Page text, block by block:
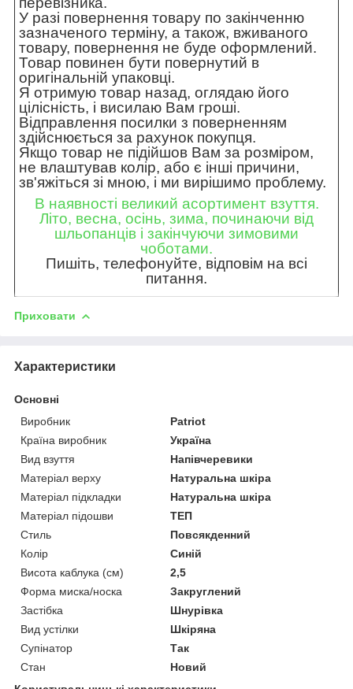
У разі повернення товару по закінченню
зазначеного терміну, а також, вживаного
товару, повернення не буде оформлений.
Товар повинен бути повернутий в
оригінальній упаковці.
Я отримую товар назад, оглядаю його
цілісність, і висилаю Вам гроші.
Відправлення посилки з поверненням
здійснюється за рахунок покупця.
Якщо товар не підійшов Вам за розміром,
не влаштував колір, або є інші причини,
зв'яжіться зі мною, і ми вирішимо проблему.
В наявності великий асортимент взуття.
Літо, весна, осінь, зима, починаючи від
шльопанців і закінчуючи зимовими
чоботами.
Пишіть, телефонуйте, відповім на всі
питання.
Приховати
Характеристики
Основні
Виробник
Patriot
Країна виробник
Україна
Вид взуття
Напівчеревики
Матеріал верху
Натуральна шкіра
Матеріал підкладки
Натуральна шкіра
Матеріал підошви
ТЕП
Стиль
Повсякденний
Колір
Синій
Висота каблука (см)
2,5
Форма миска/носка
Закруглений
Застібка
Шнурівка
Вид устілки
Шкіряна
Супінатор
Так
Стан
Новий